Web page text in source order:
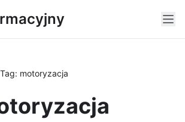
Tag: motoryzacja